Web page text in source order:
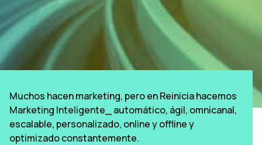
Muchos hacen marketing, pero en Reinicia hacemos
Marketing Inteligente_ automático, ágil, omnicanal,
escalable, personalizado, online y offline y
optimizado constantemente.